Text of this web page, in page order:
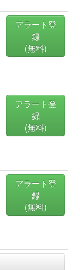
アラート登
録
(無料)
アラート登
録
(無料)
アラート登
録
(無料)